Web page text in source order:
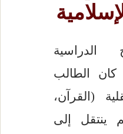
الطالب
(القرآن،
إلى